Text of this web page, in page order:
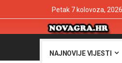
Petak 7 kolovoza, 2026
NAJNOVIJE VIJESTI